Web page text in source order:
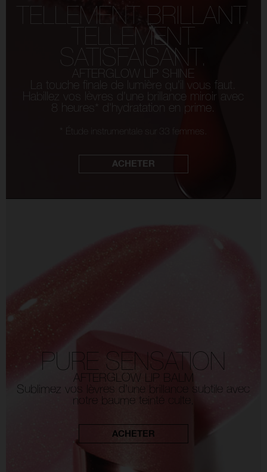
TELLEMENT BRILLANT.
TELLEMENT
SATISFAISANT.
AFTERGLOW LIP SHINE
La touche finale de lumière qu’il vous faut.
Habillez vos lèvres d’une brillance miroir avec
8 heures* d’hydratation en prime.
* Étude instrumentale sur 33 femmes.
ACHETER
PURE SENSATION
AFTERGLOW LIP BALM
Sublimez vos lèvres d’une brillance subtile avec
notre baume teinté culte.
ACHETER